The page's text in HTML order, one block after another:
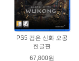
PS5 검은 신화 오공
한글판
67,800원